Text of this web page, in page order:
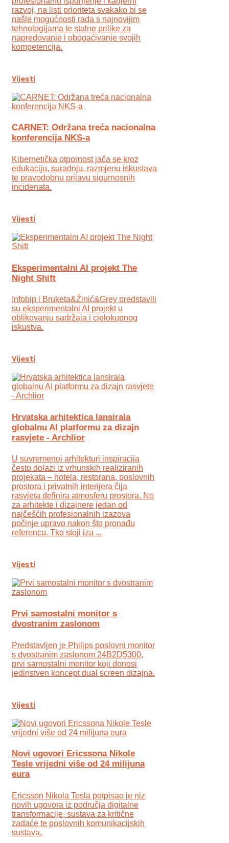
razvoj, na listi prioriteta svakako bi se
našle mogućnosti rada s najnovijim
tehnologijama te stalne prilike za
napredovanje i obogaćivanje svojih
kompetencija.
Vijesti
CARNET: Održana treća nacionalna
konferencija NKS-a
Kibernetička otpornost jača se kroz
edukaciju, suradnju, razmjenu iskustava
te pravodobnu prijavu sigurnosnih
incidenata.
Vijesti
Eksperimentalni AI projekt The
Night Shift
Infobip i Bruketa&Žinić&Grey predstavili
su eksperimentalni AI projekt u
oblikovanju sadržaja i cjelokupnog
iskustva.
Vijesti
Hrvatska arhitektica lansirala
globalnu AI platformu za dizajn
rasvjete - Archlior
U suvremenoj arhitekturi inspiracija
često dolazi iz vrhunskih realiziranih
projekata – hotela, restorana, poslovnih
prostora i privatnih interijera čija
rasvjeta definira atmosferu prostora. No
za arhitekte i dizajnere jedan od
najčešćih profesionalnih izazova
počinje upravo nakon što pronađu
referencu. Tko stoji iza ...
Vijesti
Prvi samostalni monitor s
dvostranim zaslonom
Predstavljen je Philips poslovni monitor
s dvostranim zaslonom 24B2D5300,
prvi samostalni monitor koji donosi
jedinstven koncept dual screen dizajna.
Vijesti
Novi ugovori Ericssona Nikole
Tesle vrijedni više od 24 milijuna
eura
Ericsson Nikola Tesla potpisao je niz
novih ugovora iz područja digitalne
transformacije, sustava za kritične
zadaće te poslovnih komunikacijskih
sustava.